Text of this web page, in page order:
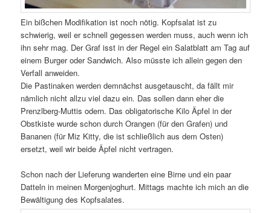
Ein bißchen Modifikation ist noch nötig. Kopfsalat ist zu
schwierig, weil er schnell gegessen werden muss, auch wenn ich
ihn sehr mag. Der Graf isst in der Regel ein Salatblatt am Tag auf
einem Burger oder Sandwich. Also müsste ich allein gegen den
Verfall anweiden.
Die Pastinaken werden demnächst ausgetauscht, da fällt mir
nämlich nicht allzu viel dazu ein. Das sollen dann eher die
Prenzlberg-Muttis odern. Das obligatorische Kilo Äpfel in der
Obstkiste wurde schon durch Orangen (für den Grafen) und
Bananen (für Miz Kitty, die ist schließlich aus dem Osten)
ersetzt, weil wir beide Äpfel nicht vertragen.
Schon nach der Lieferung wanderten eine Birne und ein paar
Datteln in meinen Morgenjoghurt. Mittags machte ich mich an die
Bewältigung des Kopfsalates.